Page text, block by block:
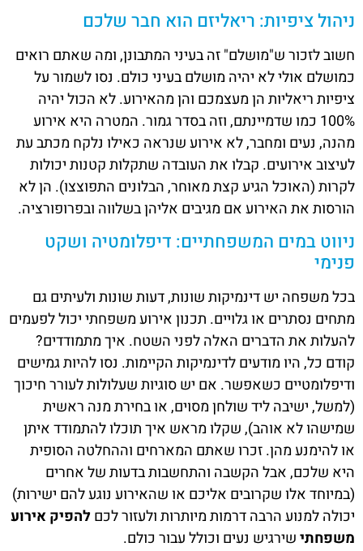
ניהול ציפיות: ריאליזם הוא חבר שלכם
חשוב לזכור ש"מושלם" זה בעיני המתבונן, ומה שאתם רואים
כמושלם אולי לא יהיה מושלם בעיני כולם. נסו לשמור על
ציפיות ריאליות הן מעצמכם והן מהאירוע. לא הכול יהיה
100% כמו שדמיינתם, וזה בסדר גמור. המטרה היא אירוע
מהנה, נעים ומחבר, לא אירוע שנראה כאילו נלקח מכתב עת
לעיצוב אירועים. קבלו את העובדה שתקלות קטנות יכולות
לקרות (האוכל הגיע קצת מאוחר, הבלונים התפוצצו). הן לא
הורסות את האירוע אם מגיבים אליהן בשלווה ובפרופורציה.
ניווט במים המשפחתיים: דיפלומטיה ושקט
פנימי
בכל משפחה יש דינמיקות שונות, דעות שונות ולעיתים גם
מתחים נסתרים או גלויים. תכנון אירוע משפחתי יכול לפעמים
להעלות את הדברים האלה לפני השטח. איך מתמודדים?
קודם כל, היו מודעים לדינמיקות הקיימות. נסו להיות גמישים
ודיפלומטיים כשאפשר. אם יש סוגיות שעלולות לעורר חיכוך
(למשל, ישיבה ליד שולחן מסוים, או בחירת מנה ראשית
שמישהו לא אוהב), שקלו מראש איך תוכלו להתמודד איתן
או להימנע מהן. זכרו שאתם המארחים וההחלטה הסופית
היא שלכם, אבל הקשבה והתחשבות בדעות של אחרים
(במיוחד אלו שקרובים אליכם או שהאירוע נוגע להם ישירות)
יכולה למנוע הרבה דרמות מיותרות ולעזור לכםלהפיק אירוע
משפחתישירגיש נעים וכולל עבור כולם.